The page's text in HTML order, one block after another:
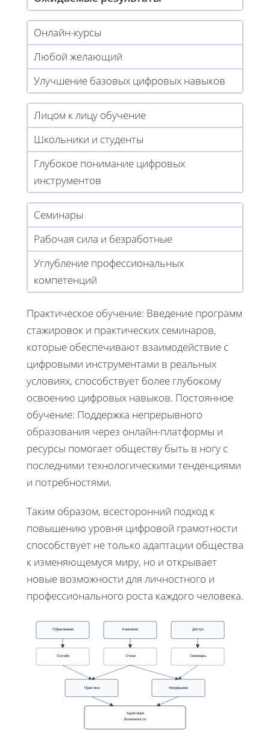
Онлайн-курсы
Любой желающий
Улучшение базовых цифровых навыков
Лицом к лицу обучение
Школьники и студенты
Глубокое понимание цифровых
инструментов
Семинары
Рабочая сила и безработные
Углубление профессиональных
компетенций
Практическое обучение: Введение программ
стажировок и практических семинаров,
которые обеспечивают взаимодействие с
цифровыми инструментами в реальных
условиях, способствует более глубокому
освоению цифровых навыков. Постоянное
обучение: Поддержка непрерывного
образования через онлайн-платформы и
ресурсы помогает обществу быть в ногу с
последними технологическими тенденциями
и потребностями.
Таким образом, всесторонний подход к
повышению уровня цифровой грамотности
способствует не только адаптации общества
к изменяющемуся миру, но и открывает
новые возможности для личностного и
профессионального роста каждого человека.
Образование Кампании Доступ
Онлайн Очное Семинары
Практика Непрерывно
Адаптация
Возможности